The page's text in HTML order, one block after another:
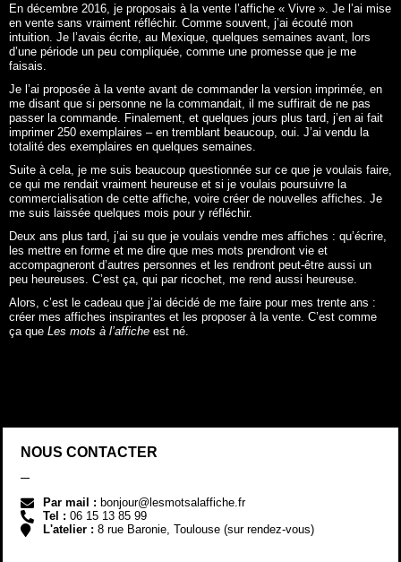
En décembre 2016, je proposais à la vente l’affiche « Vivre ». Je l’ai mise
en vente sans vraiment réfléchir. Comme souvent, j’ai écouté mon
intuition. Je l’avais écrite, au Mexique, quelques semaines avant, lors
d’une période un peu compliquée, comme une promesse que je me
faisais.
Je l’ai proposée à la vente avant de commander la version imprimée, en
me disant que si personne ne la commandait, il me suffirait de ne pas
passer la commande. Finalement, et quelques jours plus tard, j’en ai fait
imprimer 250 exemplaires – en tremblant beaucoup, oui. J’ai vendu la
totalité des exemplaires en quelques semaines.
Suite à cela, je me suis beaucoup questionnée sur ce que je voulais faire,
ce qui me rendait vraiment heureuse et si je voulais poursuivre la
commercialisation de cette affiche, voire créer de nouvelles affiches. Je
me suis laissée quelques mois pour y réfléchir.
Deux ans plus tard, j’ai su que je voulais vendre mes affiches : qu’écrire,
les mettre en forme et me dire que mes mots prendront vie et
accompagneront d’autres personnes et les rendront peut-être aussi un
peu heureuses. C’est ça, qui par ricochet, me rend aussi heureuse.
Alors, c’est le cadeau que j’ai décidé de me faire pour mes trente ans :
créer mes affiches inspirantes et les proposer à la vente. C’est comme
ça que Les mots à l’affiche est né.
NOUS CONTACTER
Par mail : bonjour@lesmotsalaffiche.fr
Tel : 06 15 13 85 99
L'atelier : 8 rue Baronie, Toulouse (sur rendez-vous)